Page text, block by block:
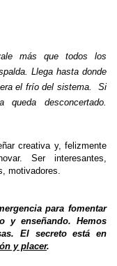
más que todos los
Llega hasta donde
el frío del sistema.
Si
desconcertado.
creativa y, felizmente
Ser interesantes,
motivadores.
para fomentar
y enseñando. Hemos
El secreto está en
y placer.